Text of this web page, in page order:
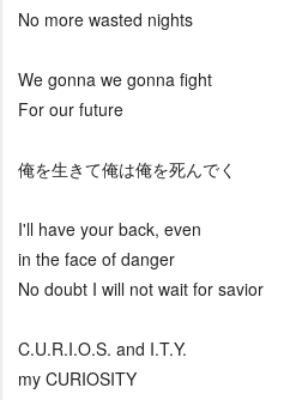
No more wasted nights
We gonna we gonna fight
For our future
俺を生きて俺は俺を死んでく
I'll have your back, even
in the face of danger
No doubt I will not wait for savior
C.U.R.I.O.S. and I.T.Y.
my CURIOSITY